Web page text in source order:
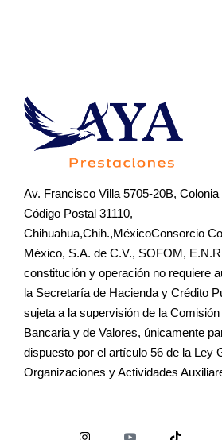
Av. Francisco Villa 5705-20B, Colonia
Código Postal 31110,
Chihuahua,Chih.,MéxicoConsorcio
México, S.A. de C.V., SOFOM,
constitución y operación no requiere
la Secretaría de Hacienda y Crédito
sujeta a la supervisión de la
Bancaria y de Valores, únicamente
dispuesto por el artículo 56 de la Ley
Organizaciones y Actividades